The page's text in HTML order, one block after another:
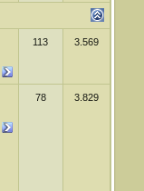
113 3.569
78 3.829